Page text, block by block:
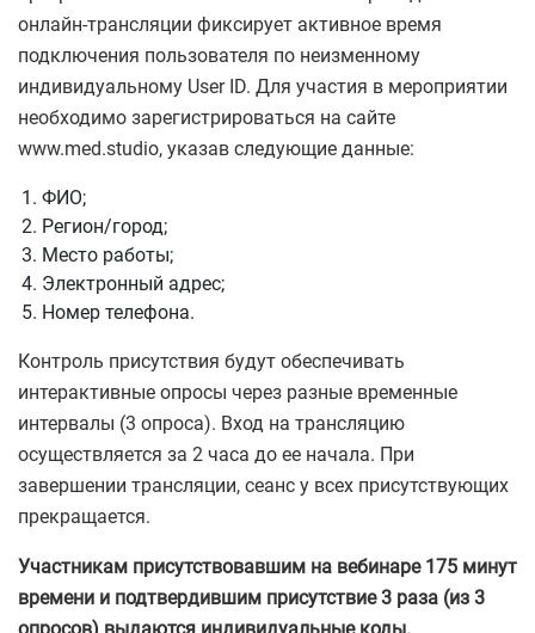
онлайн-трансляции фиксирует активное время
подключения пользователя по неизменному
индивидуальному User ID. Для участия в мероприятии
необходимо зарегистрироваться на сайте
www.med.studio, указав следующие данные:
ФИО;
Регион/город;
Место работы;
Электронный адрес;
Номер телефона.
Контроль присутствия будут обеспечивать
интерактивные опросы через разные временные
интервалы (3 опроса). Вход на трансляцию
осуществляется за 2 часа до ее начала. При
завершении трансляции, сеанс у всех присутствующих
прекращается.
Участникам присутствовавшим на вебинаре 175 минут
времени и подтвердившим присутствие 3 раза (из 3